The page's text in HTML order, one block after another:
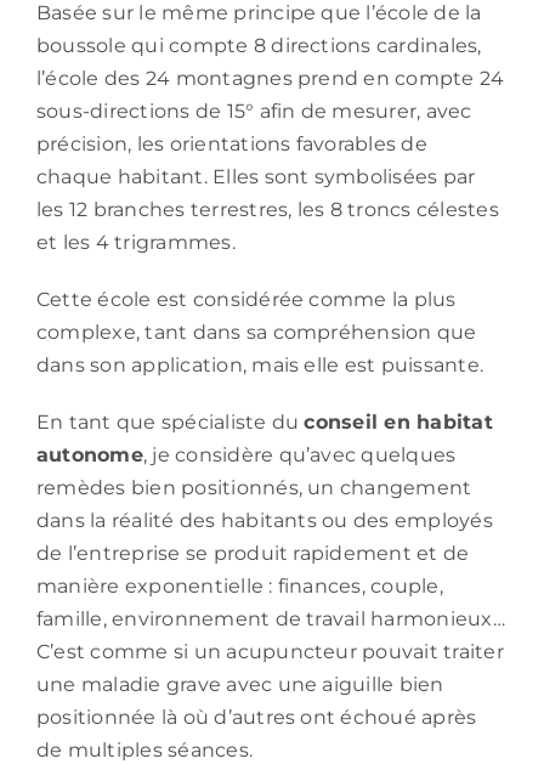
Basée sur le même principe que l’école de la
boussole qui compte 8 directions cardinales,
l’école des 24 montagnes prend en compte 24
sous-directions de 15° afin de mesurer, avec
précision, les orientations favorables de
chaque habitant. Elles sont symbolisées par
les 12 branches terrestres, les 8 troncs célestes
et les 4 trigrammes.
Cette école est considérée comme la plus
complexe, tant dans sa compréhension que
dans son application, mais elle est puissante.
En tant que spécialiste duconseil en habitat
autonome, je considère qu’avec quelques
remèdes bien positionnés, un changement
dans la réalité des habitants ou des employés
de l’entreprise se produit rapidement et de
manière exponentielle : finances, couple,
famille, environnement de travail harmonieux…
C’est comme si un acupuncteur pouvait traiter
une maladie grave avec une aiguille bien
positionnée là où d’autres ont échoué après
de multiples séances.